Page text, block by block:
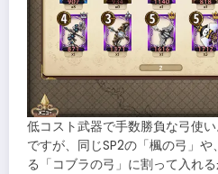
低コスト武器で手数勝負な弓使
ですが、同じSP2の「楓の弓」や
る「コブラの弓」に割って入れる